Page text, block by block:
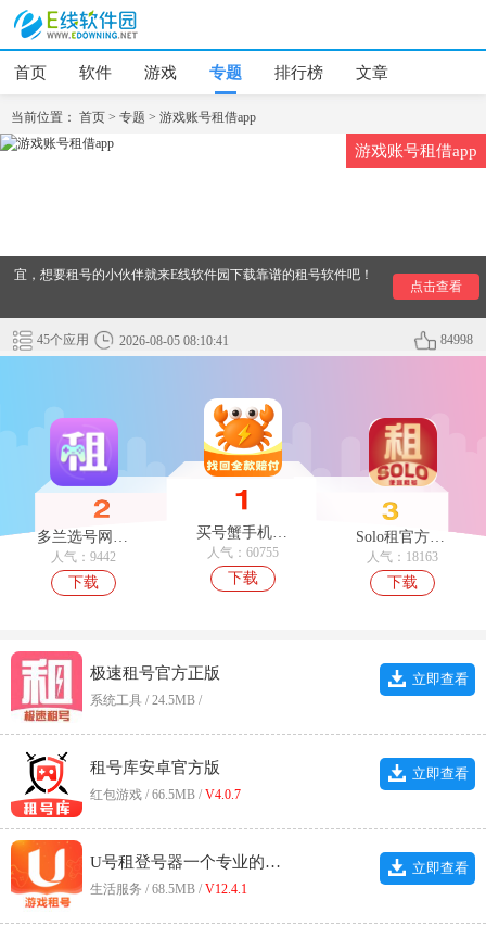
首页 软件 游戏 专题 排行榜 文章
当前位置： 首页 > 专题 > 游戏账号租借app
游戏账号租借app
宜，想要租号的小伙伴就来E线软件园下载靠谱的租号软件吧！
点击查看
45个应用 2026-08-05 08:10:41 84998
多兰选号网手机最新版
人气：9442
下载
买号蟹手机免费版
人气：60755
下载
Solo租官方正版
人气：18163
下载
极速租号官方正版
系统工具 / 24.5MB /
立即查看
租号库安卓官方版
红包游戏 / 66.5MB / V4.0.7
立即查看
U号租登号器一个专业的租号平台安卓免费版
生活服务 / 68.5MB / V12.4.1
立即查看